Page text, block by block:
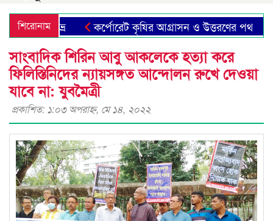
শিরোনাম
ফাহিম শুভ্র কর্পোরেট কৃষির আগ্রাসন ও উত্তরণের পথ
সাংবাদিক শিরিন আবু আকলেকে হত্যা করে
ফিলিস্তিনিদের ন্যায়সঙ্গত আন্দোলন রুখে দেওয়া
যাবে না: যুবমৈত্রী
প্রকাশিত: ১:০৩ অপরাহ্ণ, মে ১৪, ২০২২